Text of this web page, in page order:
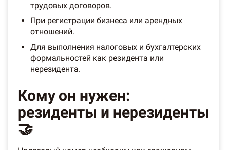
трудовых договоров.
При регистрации бизнеса или арендных
отношений.
Для выполнения налоговых и бухгалтерских
формальностей как резидента или
нерезидента.
Кому он нужен:
резиденты и нерезиденты
🤝